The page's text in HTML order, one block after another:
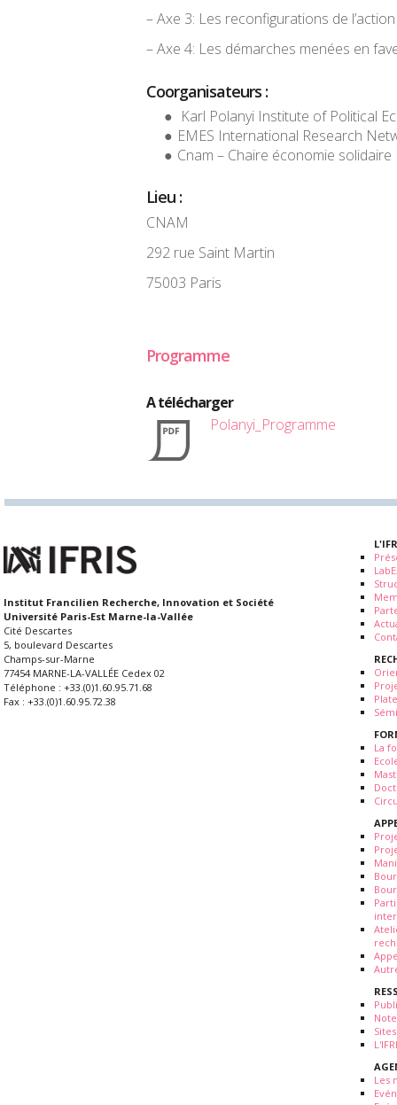
– Axe 3: Les reconfigurations de
– Axe 4: Les démarches menées en
Coorganisateurs :
Karl Polanyi Institute of Political
EMES International Research
Cnam – Chaire économie solidaire
Lieu :
CNAM
292 rue Saint Martin
75003 Paris
Programme
A télécharger
Polanyi_Programme
Institut Francilien Recherche, Innovation et Société
Université Paris-Est Marne-la-Vallée
Cité Descartes
5, boulevard Descartes
Champs-sur-Marne
77454 MARNE-LA-VALLÉE Cedex 02
Téléphone : +33.(0)1.60.95.71.68
Fax : +33.(0)1.60.95.72.38
La
Les